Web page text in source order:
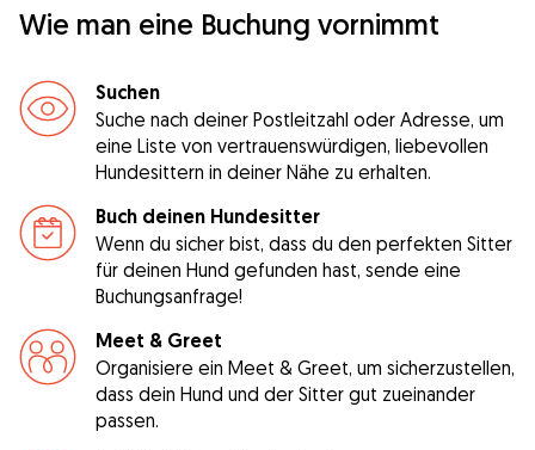
Wie man eine Buchung vornimmt
Suchen
Suche nach deiner Postleitzahl oder Adresse, um
eine Liste von vertrauenswürdigen, liebevollen
Hundesittern in deiner Nähe zu erhalten.
Buch deinen Hundesitter
Wenn du sicher bist, dass du den perfekten Sitter
für deinen Hund gefunden hast, sende eine
Buchungsanfrage!
Meet & Greet
Organisiere ein Meet & Greet, um sicherzustellen,
dass dein Hund und der Sitter gut zueinander
passen.